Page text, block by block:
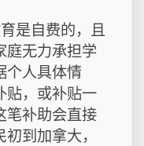
是自费的，且
庭无力承担学
个人具体情
贴，或补贴一
笔补助会直接
到加拿大，